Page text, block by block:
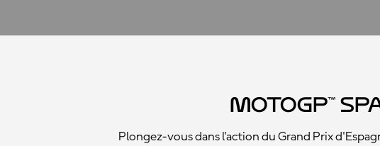
MotoGP™
Plongez-vous dans l'action du Grand Prix